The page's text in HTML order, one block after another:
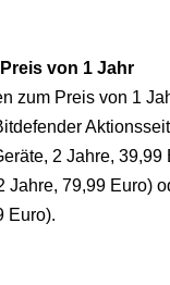
von 1 Jahr
zum Preis von 1
2 Jahre, 39,99
79,99 Euro)
Euro).